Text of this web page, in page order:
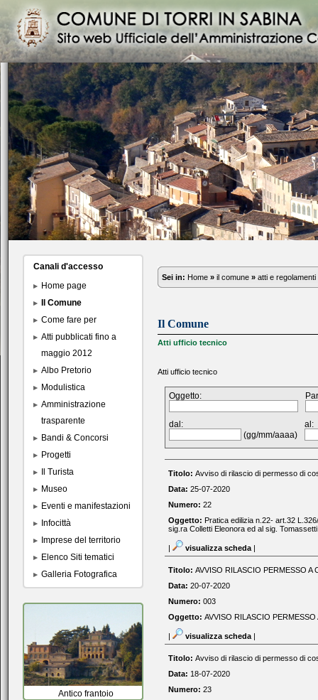
Canali d'accesso
Home page
Il Comune
Come fare per
Atti pubblicati fino a
maggio 2012
Albo Pretorio
Modulistica
Amministrazione
trasparente
Bandi & Concorsi
Progetti
Il Turista
Museo
Eventi e manifestazioni
Infocittà
Imprese del territorio
Elenco Siti tematici
Galleria Fotografica
Antico frantoio
Sei in: Home » il comune » atti e regolamenti
Il Comune
Atti ufficio tecnico
Atti ufficio tecnico
Oggetto:
dal:
(gg/mm/aaaa)
al:
Titolo: Avviso di rilascio di permesso di
Data: 25-07-2020
Numero: 22
Oggetto: Pratica edilizia n.22- art.32
sig.ra Colletti Eleonora ed al sig.
| visualizza scheda |
Titolo: AVVISO RILASCIO PERMESSO A
Data: 20-07-2020
Numero: 003
Oggetto: AVVISO RILASCIO
| visualizza scheda |
Titolo: Avviso di rilascio di permesso di
Data: 18-07-2020
Numero: 23